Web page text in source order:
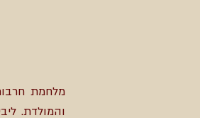
מלחמת